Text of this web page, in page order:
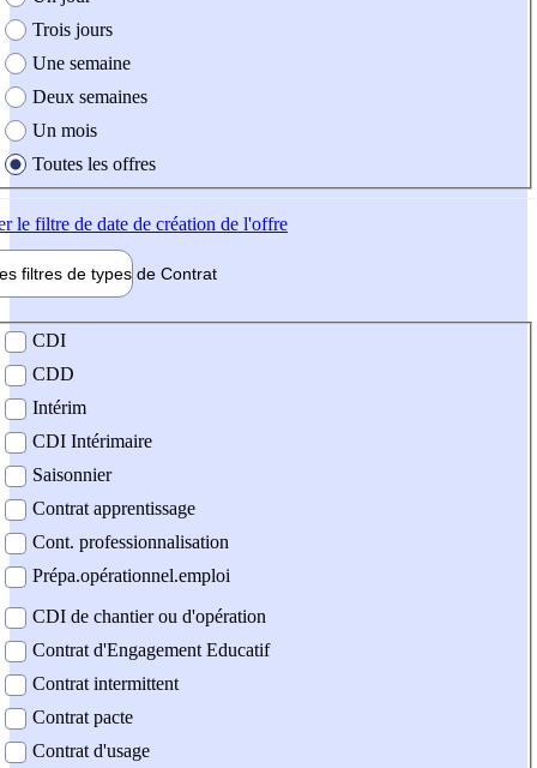
Trois jours
Une semaine
Deux semaines
Un mois
Toutes les offres
le filtre de date de création de l'offre
filtres de types de Contrat
contrat
CDI
CDD
Intérim
CDI Intérimaire
Saisonnier
Contrat apprentissage
Cont. professionnalisation
Prépa.opérationnel.emploi
CDI de chantier ou d'opération
Contrat d'Engagement Educatif
Contrat intermittent
Contrat pacte
Contrat d'usage